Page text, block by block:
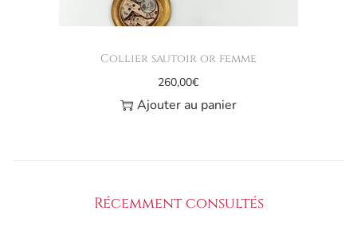
Collier sautoir or femme
260,00€
Ajouter au panier
Récemment consultés